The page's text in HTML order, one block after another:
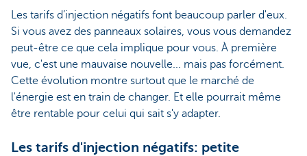
Les tarifs d’injection négatifs font beaucoup parler d'eux.
Si vous avez des panneaux solaires, vous vous demandez
peut-être ce que cela implique pour vous. À première
vue, c'est une mauvaise nouvelle... mais pas forcément.
Cette évolution montre surtout que le marché de
l'énergie est en train de changer. Et elle pourrait même
être rentable pour celui qui sait s'y adapter.
Les tarifs d'injection négatifs: petite